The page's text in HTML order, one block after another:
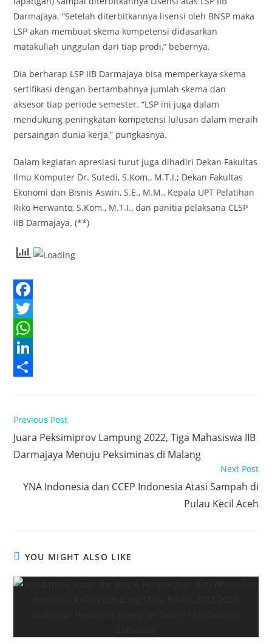
Darmajaya. “Setelah diterbitkannya lisensi oleh BNSP maka
LSP akan membuat skema kompetensi didasarkan
matakuliah unggulan dari tiap prodi,” bebernya.
Dia berharap LSP IIB Darmajaya bisa memperkaya skema
sertifikasi dengan bertambahnya jumlah skema dan
aksesor tiap periode semester. “LSP ini juga dalam
mendukung peningkatan kompetensi lulusan dalam meraih
persaingan dunia kerja,” pungkasnya.
Dalam kegiatan apresiasi turut juga dihadiri Dekan Fakultas
Ilmu Komputer Dr. Sutedi, S.Kom., M.T.I.; Dekan Fakultas
Ekonomi dan Bisnis Aswin, S.E., M.M., Kepala UPT Pelatihan
Riko Herwanto, S.Kom., M.T.I., dan panitia pelaksana CLSP
IIB Darmajaya. (**)
F
a
c
e
o
k
T
w
e
r
W
h
s
A
L
k
e
a
r
Read
articles
Previous Post
Juara Peksimiprov Lampung 2022, Tiga Mahasiswa IIB
Darmajaya Menuju Peksiminas di Malang
Next Post
YNA Indonesia dan CCEP Indonesia Atasi Sampah di
Pulau Kecil Aceh
YOU MIGHT ALSO LIKE